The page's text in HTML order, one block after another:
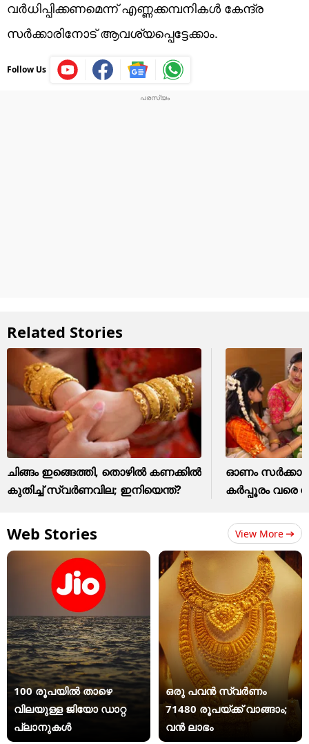
വർധിപ്പിക്കണമെന്ന് എണ്ണക്കമ്പനികൾ കേന്ദ്ര
സർക്കാരിനോട് ആവശ്യപ്പെട്ടേക്കാം.
Follow Us
Related Stories
ചിങ്ങം ഇങ്ങെത്തി, തൊഴിൽ കണക്കിൽ
കുതിച്ച് സ്വർണവില; ഇനിയെന്ത്?
ഓണം സര്‍ക്കാര്‍
കര്‍പ്പൂരം വരെ
Web Stories View More
100 രൂപയിൽ താഴെ
വിലയുള്ള ജിയോ ഡാറ്റ
പ്ലാനുകൾ
ഒരു പവൻ സ്വർണം
71480 രൂപയ്ക്ക് വാങ്ങാം;
വൻ ലാഭം